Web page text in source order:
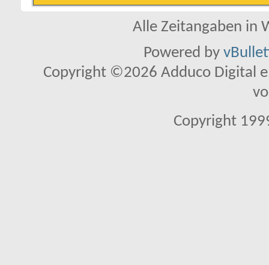
Alle Zeitangaben in
Powered by
Copyright ©2026 Adduco Digital
Copyright